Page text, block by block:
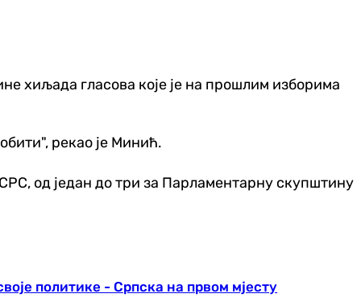
хиљада гласова које је на прошлим изборима
рекао је Минић.
од један до три за Парламентарну скупштину
политике - Српска на првом мјесту